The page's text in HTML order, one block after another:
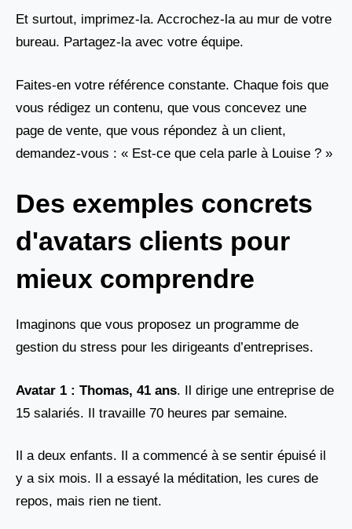
Et surtout, imprimez-la. Accrochez-la au mur de votre
bureau. Partagez-la avec votre équipe.
Faites-en votre référence constante. Chaque fois que
vous rédigez un contenu, que vous concevez une
page de vente, que vous répondez à un client,
demandez-vous : « Est-ce que cela parle à Louise ? »
Des exemples concrets
d'avatars clients pour
mieux comprendre
Imaginons que vous proposez un programme de
gestion du stress pour les dirigeants d’entreprises.
Avatar 1 : Thomas, 41 ans. Il dirige une entreprise de
15 salariés. Il travaille 70 heures par semaine.
Il a deux enfants. Il a commencé à se sentir épuisé il
y a six mois. Il a essayé la méditation, les cures de
repos, mais rien ne tient.